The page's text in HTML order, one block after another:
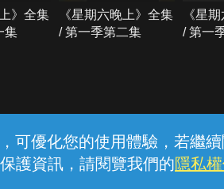
可優化您的使用體驗，若繼
護資訊，請閱覽我們的隱私
》全集
集
《星期六晚上》全集
/ 第一季第二集
《星
/ 第一
線上客服 服務條款
中華電信股份有限公司個人家庭分公司 (統